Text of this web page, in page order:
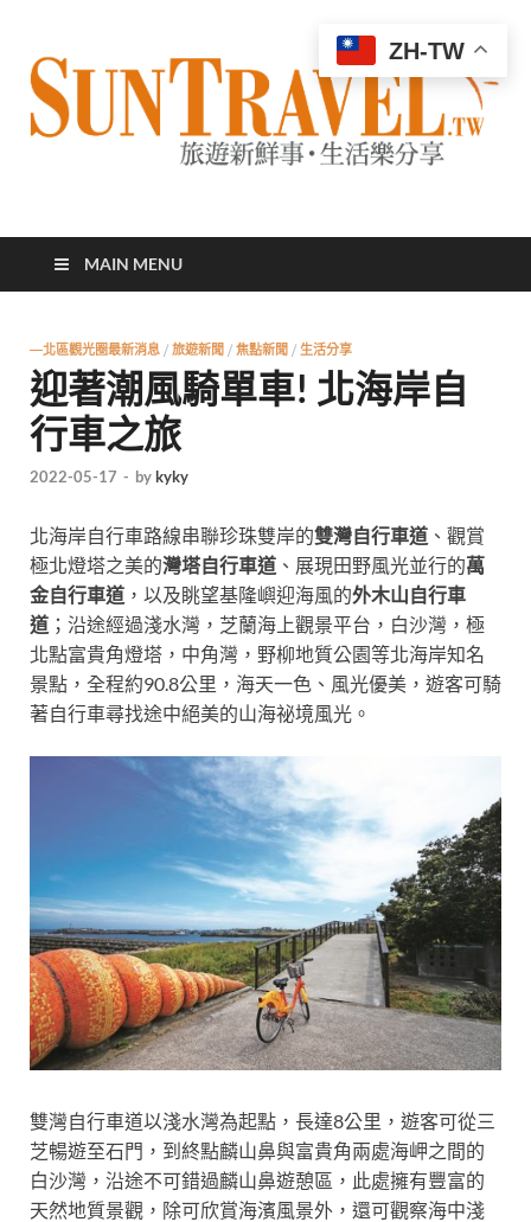
太陽網
MAIN MENU
—北區觀光圈最新消息 / 旅遊新聞 / 焦點新聞 / 生活分享
迎著潮風騎單車! 北海岸自
行車之旅
2022-05-17 - bykyky
北海岸自行車路線串聯珍珠雙岸的雙灣自行車道 、觀賞
極北燈塔之美的灣塔自行車道 、展現田野風光並行的萬
金自行車道 ，以及眺望基隆嶼迎海風的外木山自行車
道 ； 沿途經過淺水灣，芝蘭海上觀景平台，白沙灣，極
北點富貴角燈塔，中角灣，野柳地質公園等北海岸知名
景點， 全程約90.8公里，海天一色、風光優美， 遊客可騎
著自行車尋找途中絕美的山海祕境風光。
雙灣自行車道以淺水灣為起點，長達8公里，遊客可從三
芝暢遊至石門，到終點麟山鼻與富貴角兩處海岬之間的
白沙灣，沿途不可錯過麟山鼻遊憩區，此處擁有豐富的
天然地質景觀，除可欣賞海濱風景外，還可觀察海中淺
ZH-TW